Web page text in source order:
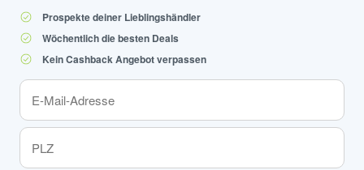
Prospekte deiner Lieblingshändler
Wöchentlich die besten Deals
Kein Cashback Angebot verpassen